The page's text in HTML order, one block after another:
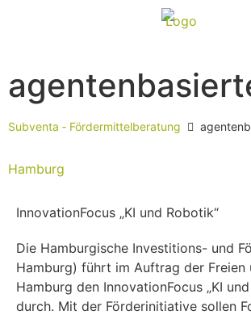
Subventa ‐ Fördermittelberatung
Hamburg
InnovationFocus „KI und Robotik“
Die Hamburgische Investitions- und
Hamburg) führt im Auftrag der Freien
Hamburg den InnovationFocus „KI
durch. Mit der Förderinitiative sollen